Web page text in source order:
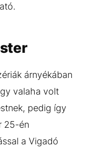
árnyékában
valaha volt
pedig így
25-én
a Vigadó